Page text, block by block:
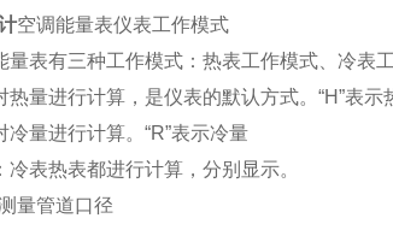
空调能量表仪表工作模式
量表有三种工作模式：热表工作模式、冷表
热量进行计算，是仪表的默认方式。“H”表示
冷量进行计算。“R”表示冷量
冷表热表都进行计算，分别显示。
量管道口径